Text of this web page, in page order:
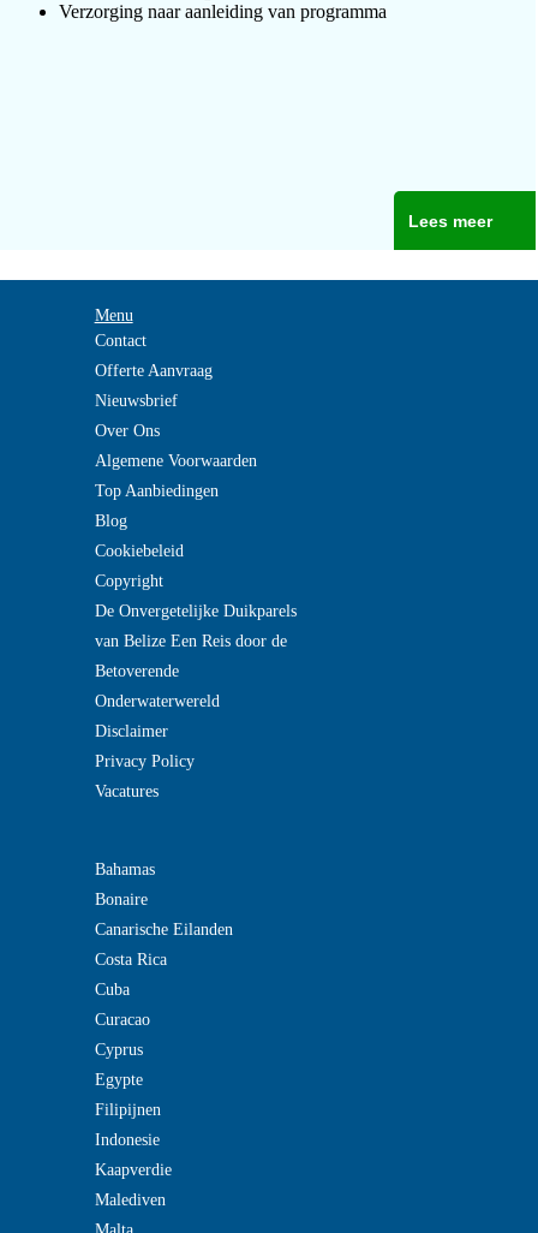
Verzorging naar aanleiding van programma
Lees meer
Menu
Contact
Offerte Aanvraag
Nieuwsbrief
Over Ons
Algemene Voorwaarden
Top Aanbiedingen
Blog
Cookiebeleid
Copyright
De Onvergetelijke Duikparels
van Belize Een Reis door de
Betoverende
Onderwaterwereld
Disclaimer
Privacy Policy
Vacatures
Bahamas
Bonaire
Canarische Eilanden
Costa Rica
Cuba
Curacao
Cyprus
Egypte
Filipijnen
Indonesie
Kaapverdie
Malediven